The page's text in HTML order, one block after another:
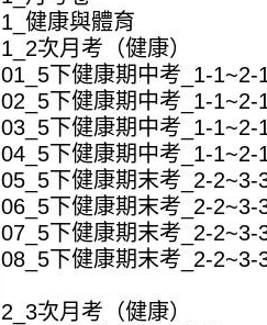
1_健康與體育
1_2次月考（健康）
01_5下健康期中考_1-
02_5下健康期中考_1-
03_5下健康期中考_1-
04_5下健康期中考_1-
05_5下健康期末考_2-
06_5下健康期末考_2-
07_5下健康期末考_2-
08_5下健康期末考_2-
2_3次月考（健康）